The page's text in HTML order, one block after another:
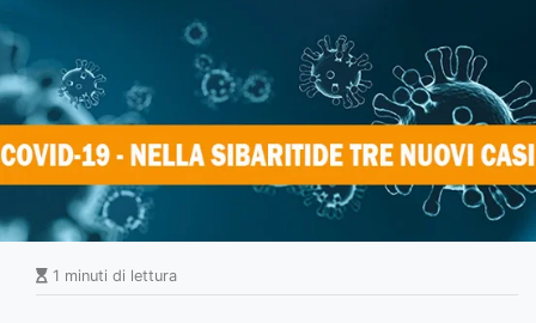
1 minuti di lettura